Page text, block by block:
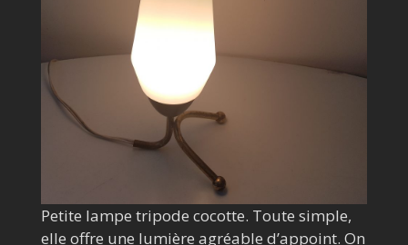
Petite lampe tripode cocotte. Toute simple,
elle offre une lumière agréable d’appoint. On